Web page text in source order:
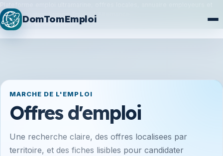
Plateforme emploi ultramarine, offres locales, annuaire employeurs et
synchronisation France Travail / Alternance.
Plan du siteFormations
DomTomEmploi
MARCHE DE L'EMPLOI
Offres d'emploi
Une recherche claire, des offres localisees par
territoire, et des fiches lisibles pour candidater